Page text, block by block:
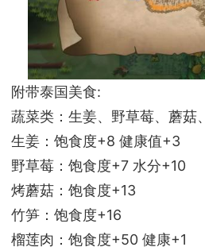
附带泰国美食:
蔬菜类：生姜、野草莓、蘑菇
生姜：饱食度+8 健康值+3
野草莓：饱食度+7 水分+10
烤蘑菇：饱食度+13
竹笋：饱食度+16
榴莲肉：饱食度+50 健康+1